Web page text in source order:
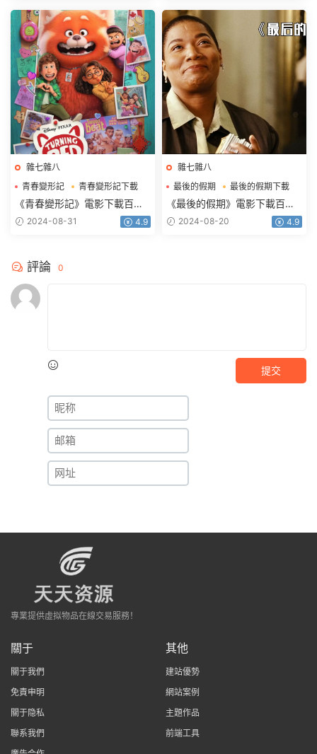
雜七雜八
青春變形記
青春變形記下載
青春變形記電影下載
《青春變形記》電影下載百度
網盤藍光國粵英3語中字
2024-08-31 4.9
雜七雜八
最後的假期
最後的假期下載
最後的假期電影下載
《最後的假期》電影下載百度
網盤0.94G中英雙字
2024-08-20 4.9
評論 0
提交
專業提供虛拟物品在線交易服務！
關于
關于我們
免責申明
關于隐私
聯系我們
其他
建站優勢
網站案例
主題作品
前端工具